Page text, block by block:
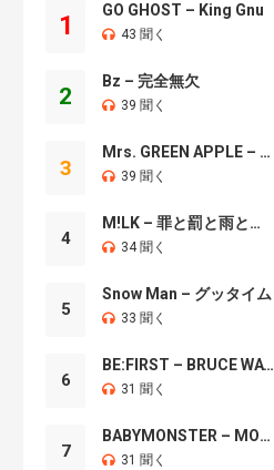
1
GO GHOST – King Gnu
43 聞く
2
Bz – 完全無欠
39 聞く
3
Mrs. GREEN APPLE – Brand New
39 聞く
4
M!LK – 罪と罰と雨とキス
34 聞く
5
Snow Man – グッタイム
33 聞く
6
BE:FIRST – BRUCE WAYNE
31 聞く
7
BABYMONSTER – MOON
31 聞く